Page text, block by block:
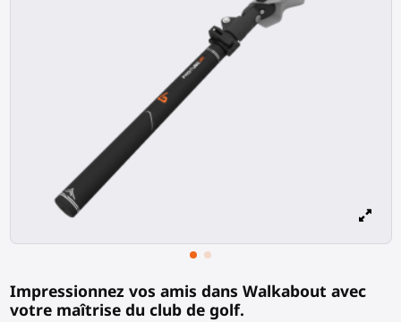
Impressionnez vos amis dans Walkabout avec
votre maîtrise du club de golf.